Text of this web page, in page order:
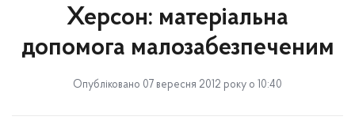
Херсон: матеріальна
допомога малозабезпеченим
Опубліковано 07 вересня 2012 року о 10:40